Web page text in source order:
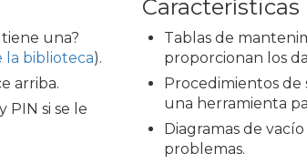
una?
la biblioteca).
arriba.
PIN si se le
Características
Tablas de
proporcionan los
Procedimientos de
una herramienta
Diagramas de
problemas.